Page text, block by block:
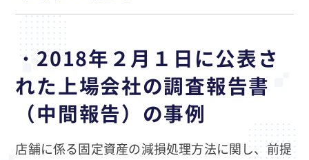
・2018年２月１日に公表さ
れた上場会社の調査報告書
（中間報告）の事例
店舗に係る固定資産の減損処理方法に関し、前提